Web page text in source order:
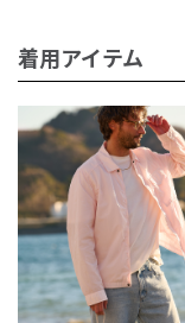
着用アイテム